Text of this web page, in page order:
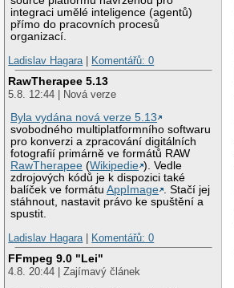
integraci umělé inteligence (agentů)
přímo do pracovních procesů
organizací.
Ladislav Hagara
Komentářů: 0
RawTherapee 5.13
5.8. 12:44 | Nová verze
Byla vydána nová verze 5.13
svobodného multiplatformního softwaru
pro konverzi a zpracování digitálních
fotografií primárně ve formátů RAW
RawTherapee (Wikipedie ). Vedle
zdrojových kódů je k dispozici také
balíček ve formátuAppImage . Stačí jej
stáhnout, nastavit právo ke spuštění a
spustit.
Ladislav Hagara
Komentářů: 0
FFmpeg 9.0 "Lei"
4.8. 20:44 | Zajímavý článek